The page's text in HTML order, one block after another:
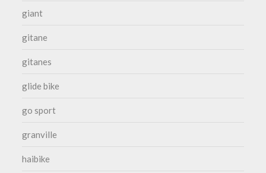
giant
gitane
gitanes
glide bike
go sport
granville
haibike